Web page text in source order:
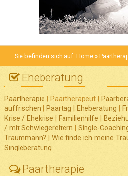
Sie befinden sich auf:Home »
Eheberatung
Paartherapie | Paartherapeut |
auffrischen
Paartag Eheberatung
Krise / Ehekrise
Familienhilfe
/ mit Schwiegereltern
Single-
Traummann?
Wie finde ich meine
Singleberatung
Paartherapie